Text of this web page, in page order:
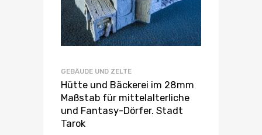
GEBÄUDE UND ZELTE
Hütte und Bäckerei im 28mm
Maßstab für mittelalterliche
und Fantasy-Dörfer. Stadt
Tarok